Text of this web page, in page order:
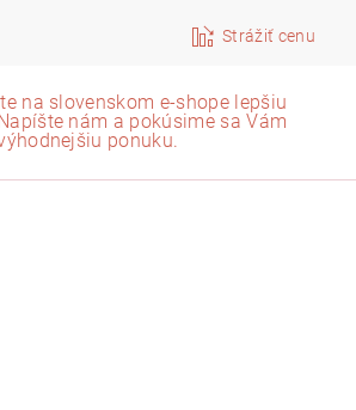
Strážiť cenu
na slovenskom e-shope lepšiu
nám a pokúsime sa Vám
ponuku.